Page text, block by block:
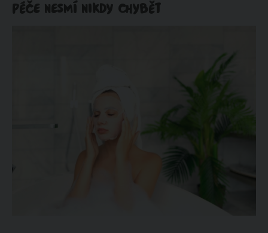
PÉČE NESMÍ NIKDY CHYBĚT